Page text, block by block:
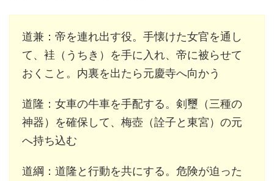
道兼：帝を連れ出す役。手懐けた女官を通し
て、袿（うちき）を手に入れ、帝に被らせて
おくこと。内裏を出たら元慶寺へ向かう
道隆：女車の牛車を手配する。剣璽（三種の
神器）を確保して、梅壺（詮子と東宮）の元
へ持ち込む
道綱：道隆と行動を共にする。危険が迫った